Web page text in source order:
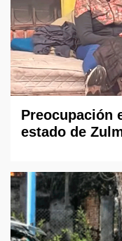
Preocupación
estado de